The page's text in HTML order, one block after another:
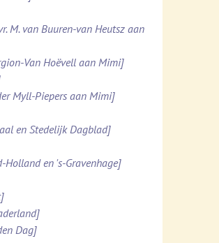
M. van Buuren-van Heutsz aan
Van Hoëvell aan Mimi]
Myll-Piepers aan Mimi]
en Stedelijk Dagblad]
en 's-Gravenhage]
Dag]